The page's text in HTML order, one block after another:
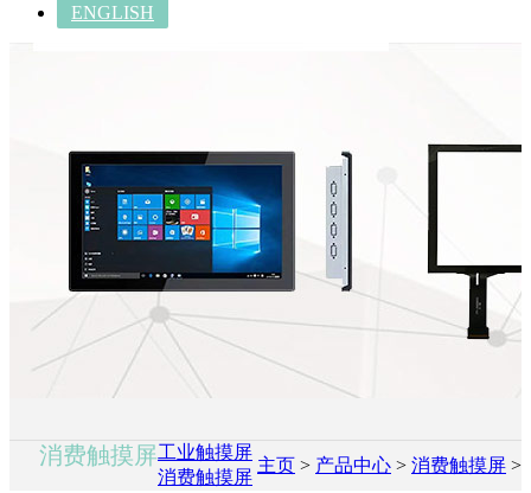
ENGLISH
消费触摸屏 主页 > 产品中心 > 消费触摸屏 >
工业触摸屏
消费触摸屏